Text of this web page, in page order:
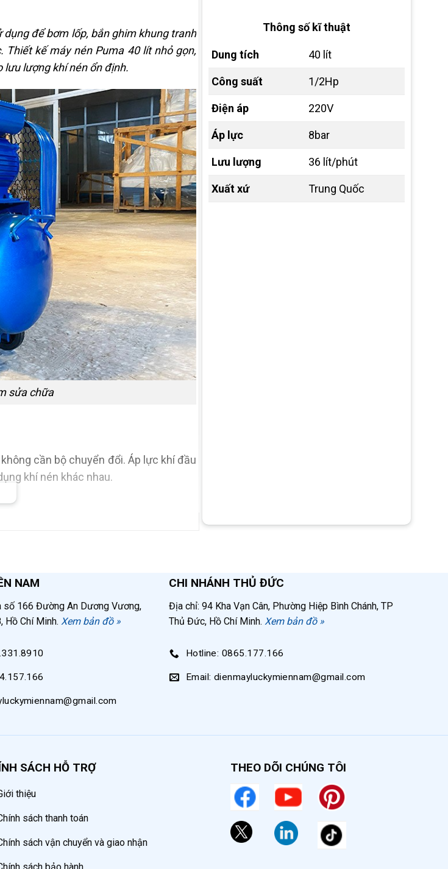
để bơm lốp, bắn ghim khung tranh
kế máy nén Puma 40 lít nhỏ gọn,
lượng khí nén ổn định.
sửa chữa
cần bộ chuyển đổi. Áp lực khí đầu
khí nén khác nhau.
chữa xe máy nhỏ lẻ.
súng bơm lốp, súng xì khôn máy hút
đóng, phun sơn,….
trang trí,…
Thông số kĩ thuật
Dung tích 40 lít
Công suất 1/2Hp
Điện áp 220V
Áp lực 8bar
Lưu lượng 36 lít/phút
Xuất xứ Trung Quốc
NAM
số 166 Đường An Dương Vương,
Hồ Chí Minh.Xem bản đồ »
CHI NHÁNH THỦ ĐỨC
Địa chỉ: 94 Kha Vạn Cân, Phường Hiệp Bình Chánh, TP
Thủ Đức, Hồ Chí Minh. Xem bản đồ »
Hotline: 0865.177.166
Email: dienmayluckymiennam@gmail.com
SÁCH HỖ TRỢ
thiệu
sách thanh toán
sách vận chuyển và giao nhận
sách bảo hành
THEO DÕI CHÚNG TÔI